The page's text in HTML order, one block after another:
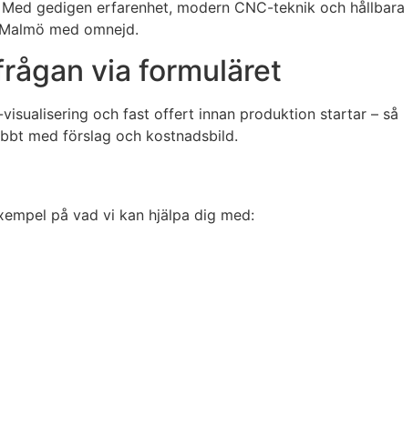
gedigen erfarenhet, modern CNC-teknik och hållbara
med omnejd.
via formuläret
och fast offert innan produktion startar – så
med förslag och kostnadsbild.
på vad vi kan hjälpa dig med: